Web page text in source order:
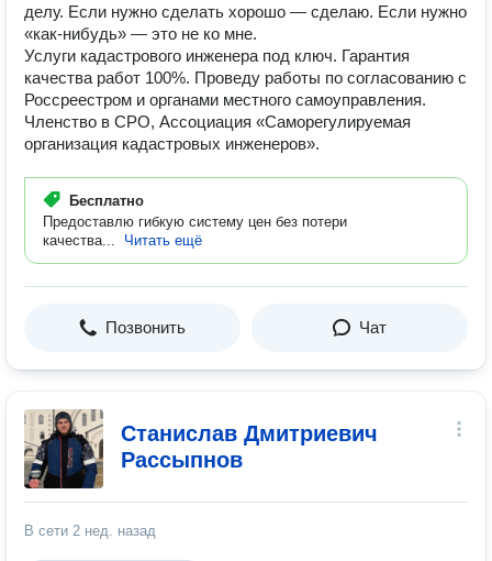
делу. Если нужно сделать хорошо — сделаю. Если нужно
«как-нибудь» — это не ко мне.
Услуги кадастрового инженера под ключ. Гарантия
качества работ 100%. Проведу работы по согласованию с
Россреестром и органами местного самоуправления.
Членство в СРО, Ассоциация «Саморегулируемая
организация кадастровых инженеров».
Бесплатно
Предоставлю гибкую систему цен без потери
качества...
Читать ещё
Позвонить Чат
Станислав Дмитриевич
Рассыпнов
В сети 2 нед. назад